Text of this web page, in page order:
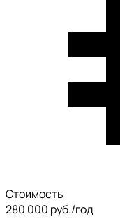
Стоимость
280 000 руб./год